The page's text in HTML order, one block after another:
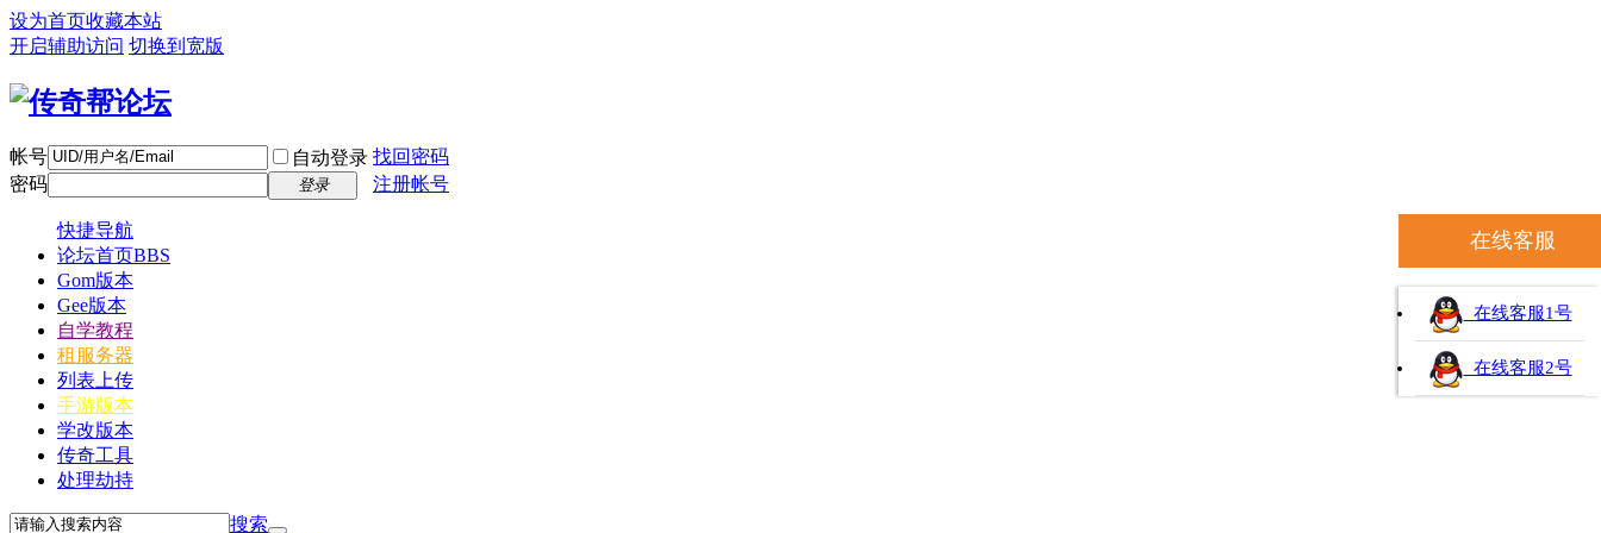
设为首页收藏本站
开启辅助访问 切换到宽版
帐号 自动登录 找回密码
密码
登录 注册帐号
快捷导航
论坛首页BBS
Gom版本
Gee版本
自学教程
租服务器
列表上传
手游版本
学改版本
传奇工具
处理劫持
搜索
在线客服
在线客服1号
在线客服2号